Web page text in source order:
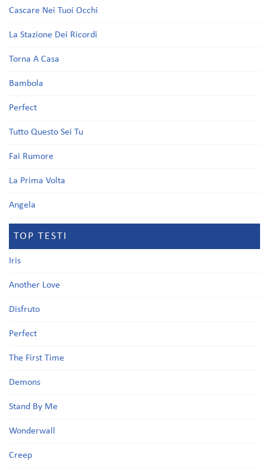
Cascare Nei Tuoi Occhi
La Stazione Dei Ricordi
Torna A Casa
Bambola
Perfect
Tutto Questo Sei Tu
Fai Rumore
La Prima Volta
Angela
TOP TESTI
Iris
Another Love
Disfruto
Perfect
The First Time
Demons
Stand By Me
Wonderwall
Creep